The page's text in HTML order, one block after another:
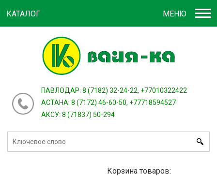
зарегистрироваться
ПАВЛОДАР: 8 (7182) 32-24-22, +77010322422
АСТАНА: 8 (7172) 46-60-50, +77718594527
АКСУ: 8 (71837) 50-294
Корзина товаров:
МЕНЮ
КАТАЛОГ